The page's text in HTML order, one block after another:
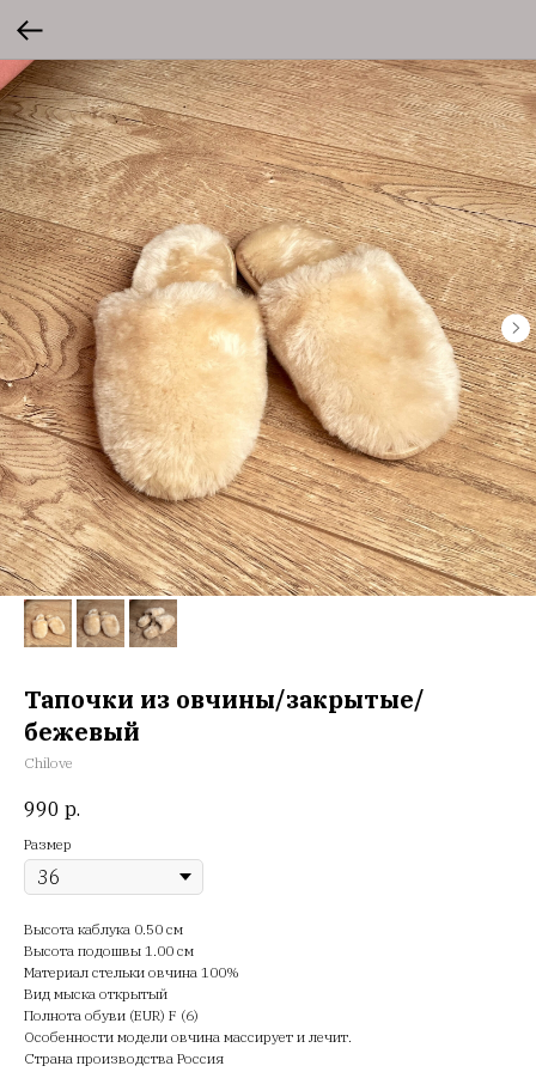
Тапочки из овчины/закрытые/
бежевый
Chilove
990 р.
Размер
Высота каблука 0.50 см
Высота подошвы 1.00 см
Материал стельки овчина 100%
Вид мыска открытый
Полнота обуви (EUR) F (6)
Особенности модели овчина массирует и лечит.
Страна производства Россия